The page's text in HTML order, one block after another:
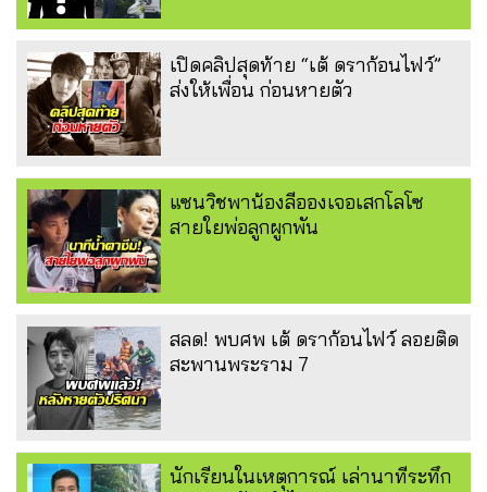
เปิดคลิปสุดท้าย “เต้ ดราก้อนไฟว์”
ส่งให้เพื่อน ก่อนหายตัว
แซนวิชพาน้องลีอองเจอเสกโลโซ
สายใยพ่อลูกผูกพัน
สลด! พบศพ เต้ ดราก้อนไฟว์ ลอยติด
สะพานพระราม 7
นักเรียนในเหตุการณ์ เล่านาทีระทึก